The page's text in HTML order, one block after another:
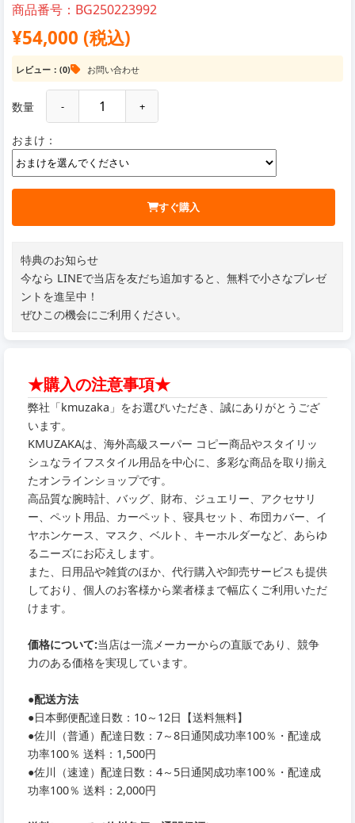
商品番号：BG250223992
¥54,000 (税込)
レビュー：(0) お問い合わせ
数量 - +
おまけ：
すぐ購入
特典のお知らせ
今なら LINEで当店を友だち追加すると、無料で小さなプレゼ
ントを進呈中！
ぜひこの機会にご利用ください。
★購入の注意事項★
弊社「kmuzaka」をお選びいただき、誠にありがとうござ
います。
KMUZAKAは、海外高級スーパー コピー商品やスタイリッ
シュなライフスタイル用品を中心に、多彩な商品を取り揃え
たオンラインショップです。
高品質な腕時計、バッグ、財布、ジュエリー、アクセサリ
ー、ペット用品、カーペット、寝具セット、布団カバー、イ
ヤホンケース、マスク、ベルト、キーホルダーなど、あらゆ
るニーズにお応えします。
また、日用品や雑貨のほか、代行購入や卸売サービスも提供
しており、個人のお客様から業者様まで幅広くご利用いただ
けます。
価格について:当店は一流メーカーからの直販であり、競争
力のある価格を実現しています。
●配送方法
●日本郵便配達日数：10～12日【送料無料】
●佐川（普通）配達日数：7～8日通関成功率100％・配達成
功率100％ 送料：1,500円
●佐川（速達）配達日数：4～5日通関成功率100％・配達成
功率100％ 送料：2,000円